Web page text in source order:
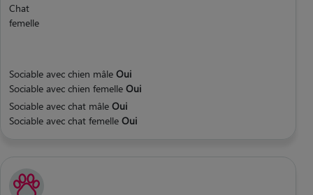
Chat
femelle
Sociable avec chien mâle Oui
Sociable avec chien femelle Oui
Sociable avec chat mâle Oui
Sociable avec chat femelle Oui